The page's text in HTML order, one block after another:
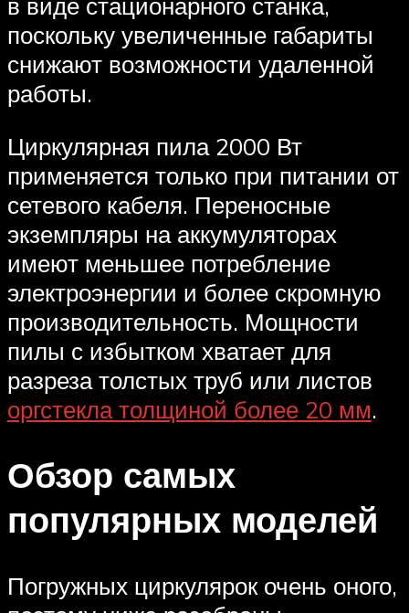
поскольку увеличенные габариты
снижают возможности удаленной
работы.
Циркулярная пила 2000 Вт
применяется только при питании от
сетевого кабеля. Переносные
экземпляры на аккумуляторах
имеют меньшее потребление
электроэнергии и более скромную
производительность. Мощности
пилы с избытком хватает для
разреза толстых труб или листов
оргстекла толщиной более 20 мм.
Обзор самых
популярных моделей
Погружных циркулярок очень оного,